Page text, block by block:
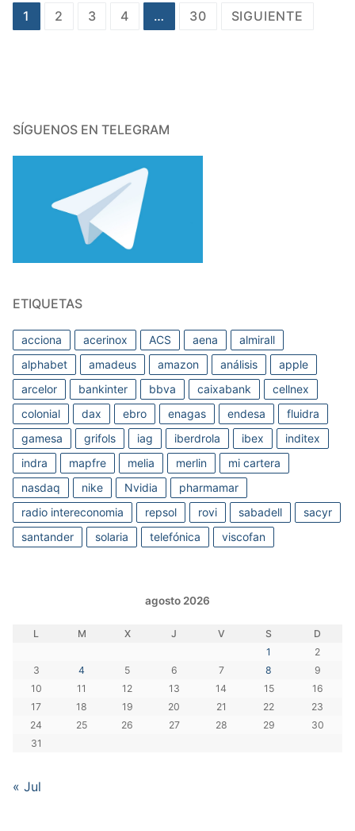
Paginación
1 2 3 4 … 30 SIGUIENTE
SÍGUENOS EN TELEGRAM
ETIQUETAS
acciona acerinox ACS aena
almirall
alphabet
amadeus amazon análisis
apple
arcelor
bankinter bbva caixabank
cellnex
colonial
dax ebro enagas endesa
fluidra
gamesa
grifols iag iberdrola ibex
inditex
indra
mapfre melia merlin
mi cartera
nasdaq
nike Nvidia
pharmamar
radio intereconomia
repsol rovi sabadell
sacyr
santander
solaria telefónica viscofan
agosto 2026
L M X J V S
D
1
2
3
4 5 6 7 8
9
10
11 12 13 14 15
16
17
18 19 20 21 22
23
24
25 26 27 28 29
30
31
« Jul